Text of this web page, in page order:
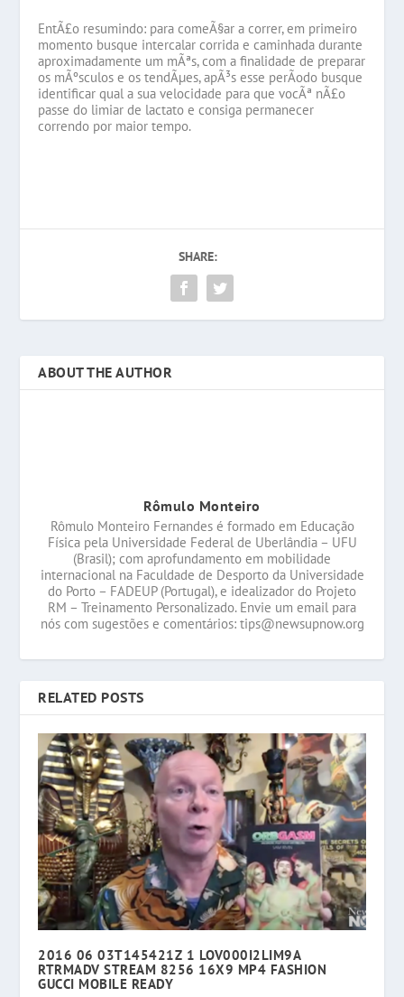
EntÃ£o resumindo: para comeÃ§ar a correr, em primeiro
momento busque intercalar corrida e caminhada durante
aproximadamente um mÃªs, com a finalidade de preparar
os mÃºsculos e os tendÃµes, apÃ³s esse perÃ­odo busque
identificar qual a sua velocidade para que vocÃª nÃ£o
passe do limiar de lactato e consiga permanecer
correndo por maior tempo.
SHARE:
ABOUT THE AUTHOR
Rômulo Monteiro
Rômulo Monteiro Fernandes é formado em Educação
Física pela Universidade Federal de Uberlândia – UFU
(Brasil); com aprofundamento em mobilidade
internacional na Faculdade de Desporto da Universidade
do Porto – FADEUP (Portugal), e idealizador do Projeto
RM – Treinamento Personalizado. Envie um email para
nós com sugestões e comentários: tips@newsupnow.org
RELATED POSTS
2016 06 03T145421Z 1 LOV000I2LIM9A
RTRMADV STREAM 8256 16X9 MP4 FASHION
GUCCI MOBILE READY